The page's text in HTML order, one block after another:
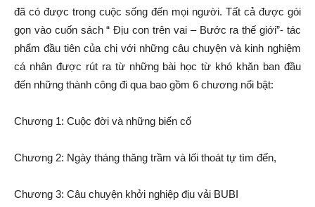
đã có được trong cuộc sống đến mọi người. Tất cả được gói
gọn vào cuốn sách “ Địu con trên vai – Bước ra thế giới”- tác
phẩm đầu tiên của chị với những câu chuyện và kinh nghiệm
cá nhân được rút ra từ những bài học từ khó khăn ban đầu
đến những thành công đi qua bao gồm 6 chương nổi bật:
Chương 1: Cuộc đời và những biến cố
Chương 2: Ngày tháng thăng trầm và lối thoát tự tìm đến,
Chương 3: Câu chuyện khởi nghiệp địu vải BUBI